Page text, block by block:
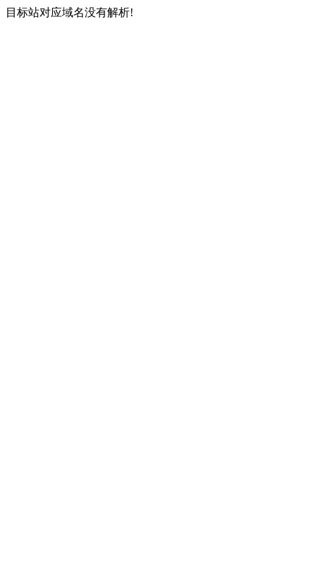
目标站对应域名没有解析!